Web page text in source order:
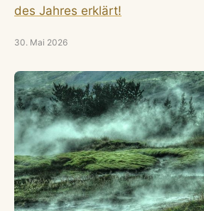
des Jahres erklärt!
30. Mai 2026